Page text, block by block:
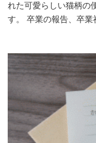
れた可愛らしい猫柄の
す。 卒業の報告、卒